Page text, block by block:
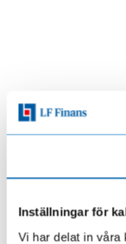
Inställningar för
Vi har delat in våra